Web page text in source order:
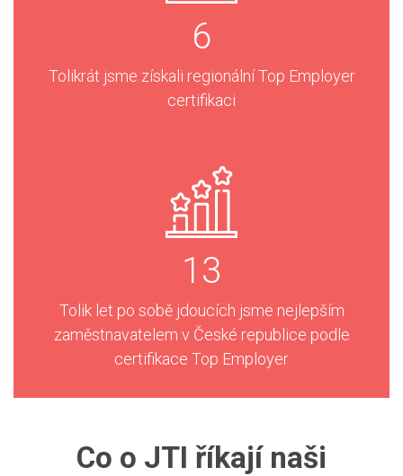
6
Tolikrát jsme získali regionální Top Employer
certifikaci
13
Tolik let po sobě jdoucích jsme nejlepším
zaměstnavatelem v České republice podle
certifikace Top Employer
Co o JTI říkají naši